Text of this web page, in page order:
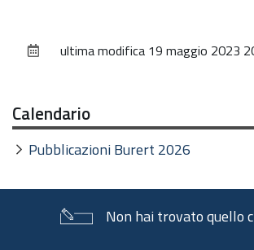
documentoultima modifica 19 maggio 2023
Calendario
Pubblicazioni Burert 2026
Non hai trovato quello